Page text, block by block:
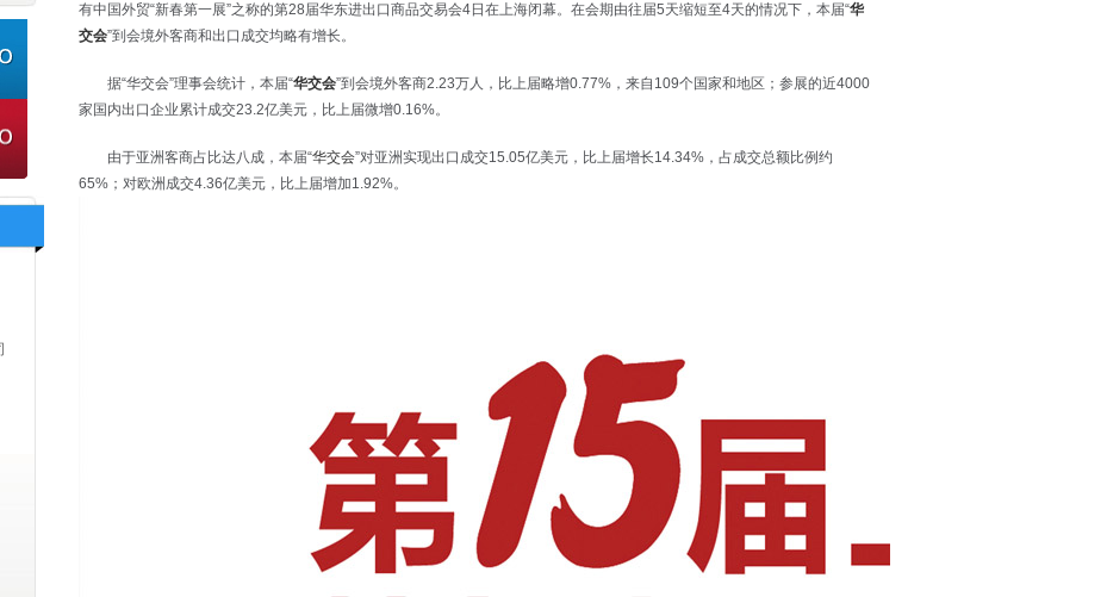
有中国外贸“新春第一展”之称的第28届华东进出口商品交易会4日在上海闭幕。在会期由往届5天缩短至4天的情况下，本届“华
交会”到会境外客商和出口成交均略有增长。
据“华交会”理事会统计，本届“华交会”到会境外客商2.23万人，比上届略增0.77%，来自109个国家和地区；参展的近4000
家国内出口企业累计成交23.2亿美元，比上届微增0.16%。
由于亚洲客商占比达八成，本届“华交会”对亚洲实现出口成交15.05亿美元，比上届增长14.34%，占成交总额比例约
65%；对欧洲成交4.36亿美元，比上届增加1.92%。